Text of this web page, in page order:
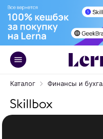
Каталог Финансы и